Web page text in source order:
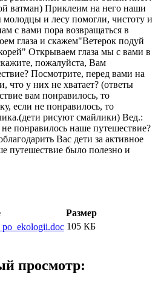
Размер
105 КБ
просмотр: